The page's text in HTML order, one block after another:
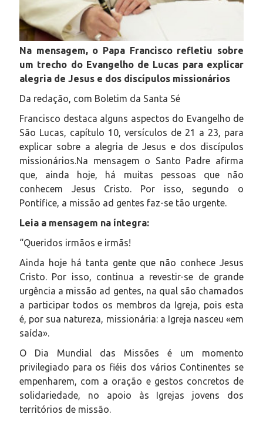
Na mensagem, o Papa Francisco refletiu sobre
um trecho do Evangelho de Lucas para explicar
alegria de Jesus e dos discípulos missionários
Da redação, com Boletim da Santa Sé
Francisco destaca alguns aspectos do Evangelho de
São Lucas, capítulo 10, versículos de 21 a 23, para
explicar sobre a alegria de Jesus e dos discípulos
missionários.Na mensagem o Santo Padre afirma
que, ainda hoje, há muitas pessoas que não
conhecem Jesus Cristo. Por isso, segundo o
Pontífice, a missão ad gentes faz-se tão urgente.
Leia a mensagem na íntegra:
“Queridos irmãos e irmãs!
Ainda hoje há tanta gente que não conhece Jesus
Cristo. Por isso, continua a revestir-se de grande
urgência a missão ad gentes, na qual são chamados
a participar todos os membros da Igreja, pois esta
é, por sua natureza, missionária: a Igreja nasceu «em
saída».
O Dia Mundial das Missões é um momento
privilegiado para os fiéis dos vários Continentes se
empenharem, com a oração e gestos concretos de
solidariedade, no apoio às Igrejas jovens dos
territórios de missão.